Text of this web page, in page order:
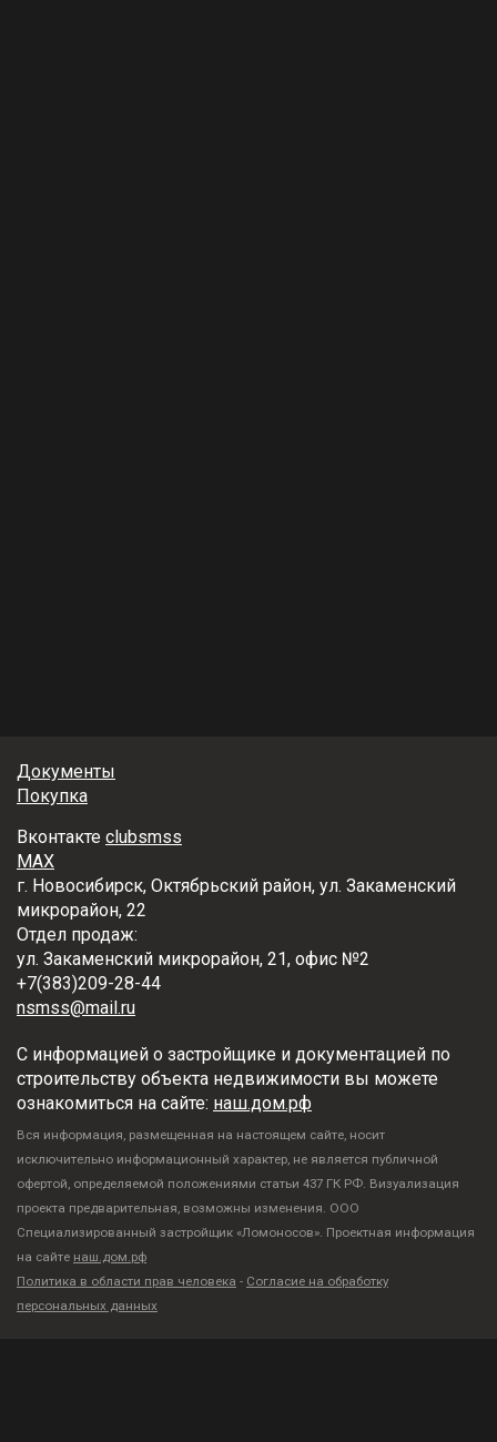
Документы
Покупка
Вконтакте clubsmss
MAX
г. Новосибирск, Октябрьский район, ул. Закаменский
микрорайон, 22
Отдел продаж:
ул. Закаменский микрорайон, 21, офис №2
+7(383)209-28-44
nsmss@mail.ru
С информацией о застройщике и документацией по
строительству объекта недвижимости вы можете
ознакомиться на сайте: наш.дом.рф
Вся информация, размещенная на настоящем сайте, носит
исключительно информационный характер, не является публичной
офертой, определяемой положениями статьи 437 ГК РФ. Визуализация
проекта предварительная, возможны изменения. ООО
Специализированный застройщик «Ломоносов». Проектная информация
на сайте наш.дом.рф
Политика в области прав человека - Согласие на обработку
персональных данных